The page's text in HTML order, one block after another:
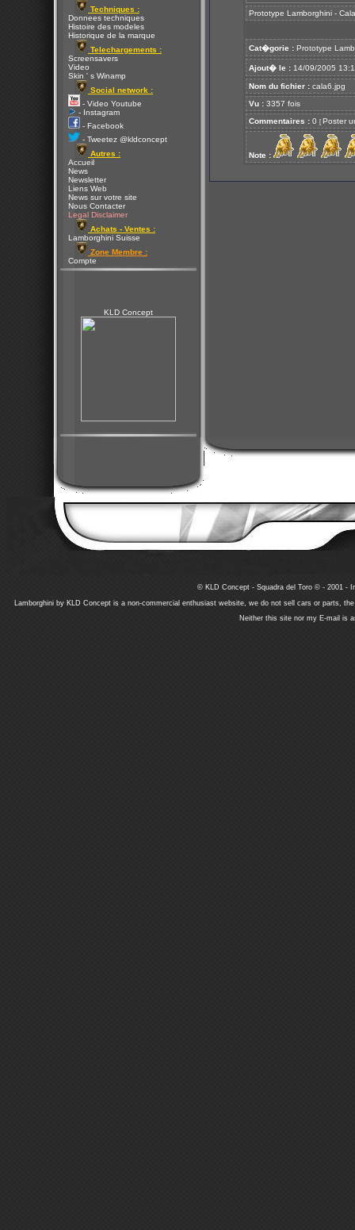
Techniques :
Donnees techniques
Histoire des modeles
Historique de la marque
Telechargements :
Screensavers
Video
Skin ' s Winamp
Social network :
- Video Youtube
- Instagram
- Facebook
- Tweetez @kldconcept
Autres :
Accueil
News
Newsletter
Liens Web
News sur votre site
Nous Contacter
Legal Disclaimer
Achats - Ventes :
Lamborghini Suisse
Zone Membre :
Compte
KLD Concept
Prototype Lamborghini - Cala
Cat�gorie : Prototype
Ajout� le : 14/09/2005
Nom du fichier : cala6.jpg
Vu : 3357 fois
Commentaires : 0 [ Poster
Note :
© KLD Concept - Squadra del Toro © - 2001 -
Lamborghini by KLD Concept is a non-commercial enthusiast website, we do not sell cars or parts,
Neither this site nor my E-mail is